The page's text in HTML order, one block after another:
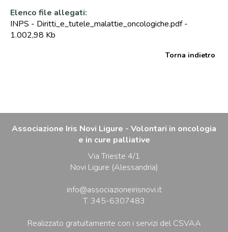
Elenco file allegati:
INPS - Diritti_e_tutele_malattie_oncologiche.pdf-
1.002,98 Kb
Torna indietro
Associazione Iris Novi Ligure - Volontari in oncologia
e in cure palliative
Via Trieste 4/1
Novi Ligure (Alessandria)
info@associazioneirisnovi.it
T. 345-6307483
Realizzato gratuitamente con i servizi del CSVAA